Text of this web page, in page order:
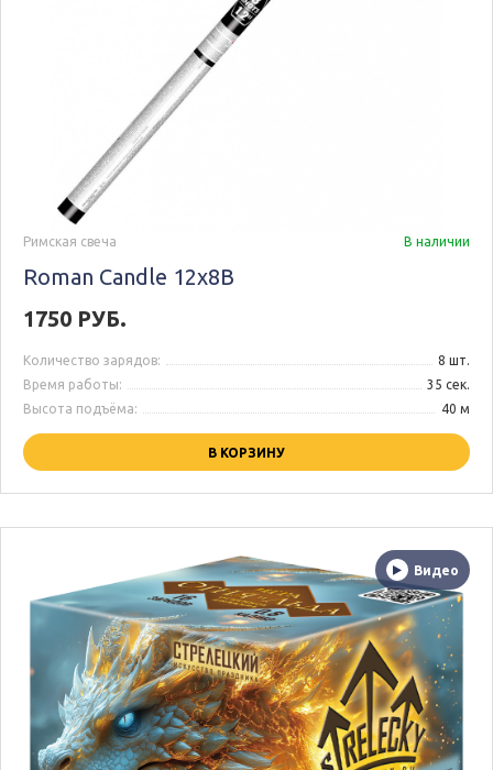
Римская свеча В наличии
Roman Candle 12x8B
1750 РУБ.
Количество зарядов:
8 шт.
Время работы:
35 сек.
Высота подъёма:
40 м
В КОРЗИНУ
Видео